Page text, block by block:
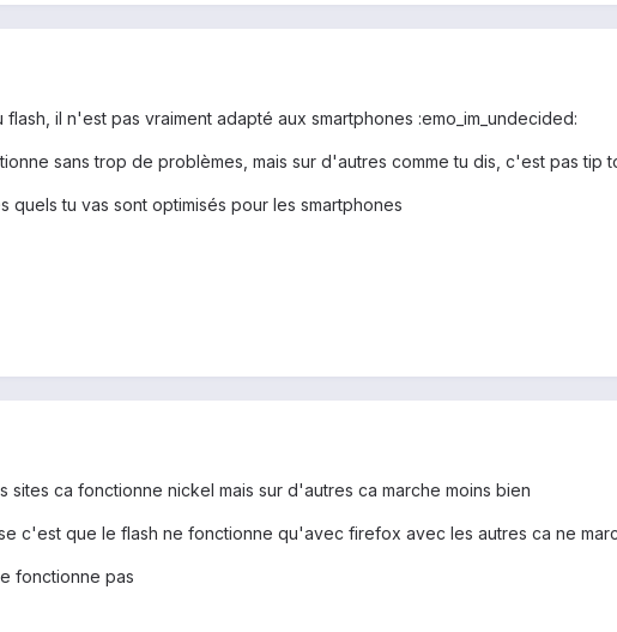
il n'est pas vraiment adapté aux smartphones :emo_im_undecided:
sans trop de problèmes, mais sur d'autres comme tu dis, c'est pas tip
quels tu vas sont optimisés pour les smartphones
sites ca fonctionne nickel mais sur d'autres ca marche moins bien
c'est que le flash ne fonctionne qu'avec firefox avec les autres ca ne
fonctionne pas